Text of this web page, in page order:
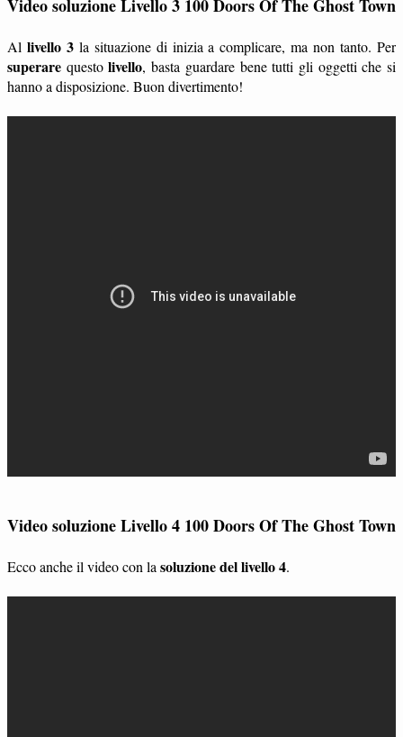
Video soluzione Livello 3 100 Doors Of The Ghost Town
Al livello 3la situazione di inizia a complicare, ma non tanto. Per
superare questolivello, basta guardare bene tutti gli oggetti che si
hanno a disposizione. Buon divertimento!
Video soluzione Livello 4 100 Doors Of The Ghost Town
Ecco anche il video con la soluzione del livello 4.